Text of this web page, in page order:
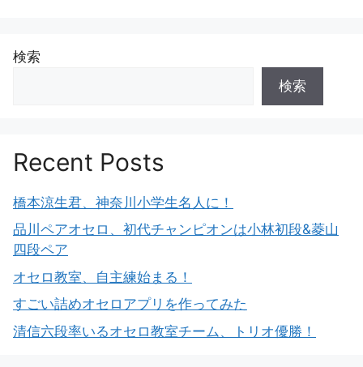
検索
検索
Recent Posts
橋本涼生君、神奈川小学生名人に！
品川ペアオセロ、初代チャンピオンは小林初段&菱山
四段ペア
オセロ教室、自主練始まる！
すごい詰めオセロアプリを作ってみた
清信六段率いるオセロ教室チーム、トリオ優勝！